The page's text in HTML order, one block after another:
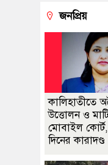
জনপ্রিয়
কালিহাতীতে
উত্তোলন ও
মোবাইল
দিনের কারাদণ্ড